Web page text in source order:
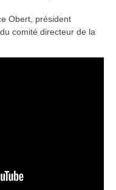
Obert, président
comité directeur de la